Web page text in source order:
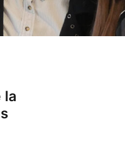
la